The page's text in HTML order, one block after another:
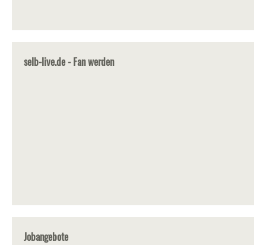
selb-live.de - Fan werden
Jobangebote